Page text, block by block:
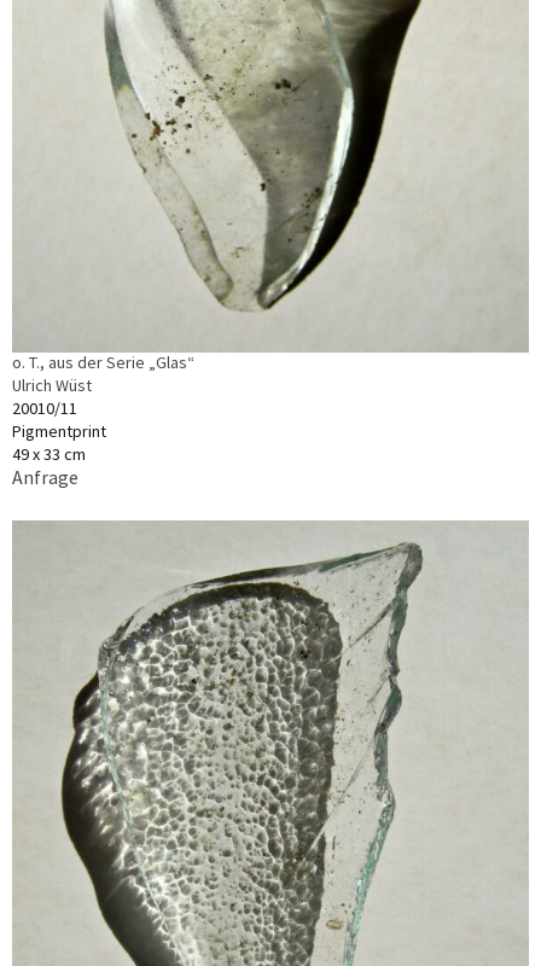
o. T., aus der Serie „Glas“
Ulrich Wüst
20010/11
Pigmentprint
49 x 33 cm
Anfrage